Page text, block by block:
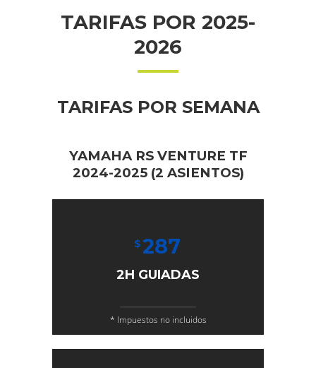
TARIFAS POR 2025-
2026
TARIFAS POR SEMANA
YAMAHA RS VENTURE TF
2024-2025 (2 ASIENTOS)
$287
2H GUIADAS
* Impuestos no incluidos